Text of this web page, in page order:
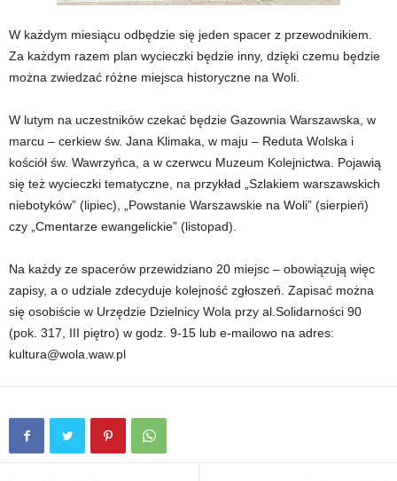
W każdym miesiącu odbędzie się jeden spacer z przewodnikiem.
Za każdym razem plan wycieczki będzie inny, dzięki czemu będzie
można zwiedzać różne miejsca historyczne na Woli.
W lutym na uczestników czekać będzie Gazownia Warszawska, w
marcu – cerkiew św. Jana Klimaka, w maju – Reduta Wolska i
kościół św. Wawrzyńca, a w czerwcu Muzeum Kolejnictwa. Pojawią
się też wycieczki tematyczne, na przykład „Szlakiem warszawskich
niebotyków” (lipiec), „Powstanie Warszawskie na Woli” (sierpień)
czy „Cmentarze ewangelickie” (listopad).
Na każdy ze spacerów przewidziano 20 miejsc – obowiązują więc
zapisy, a o udziale zdecyduje kolejność zgłoszeń. Zapisać można
się osobiście w Urzędzie Dzielnicy Wola przy al.Solidarności 90
(pok. 317, III piętro) w godz. 9-15 lub e-mailowo na adres:
kultura@wola.waw.pl